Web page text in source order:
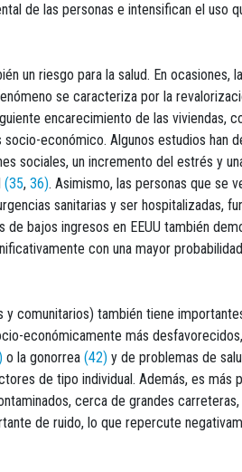
de las personas e intensifican el uso
un riesgo para la salud. En ocasiones,
se caracteriza por la
encarecimiento de las viviendas,
económico. Algunos estudios han
sociales, un incremento del estrés y
(35, 36). Asimismo, las personas que se
sanitarias y ser hospitalizadas,
de bajos ingresos en EEUU también
con una mayor
comunitarios) también tiene
económicamente más
o la gonorrea (42) y de problemas de
de tipo individual. Además, es más
cerca de grandes
de ruido, lo que repercute